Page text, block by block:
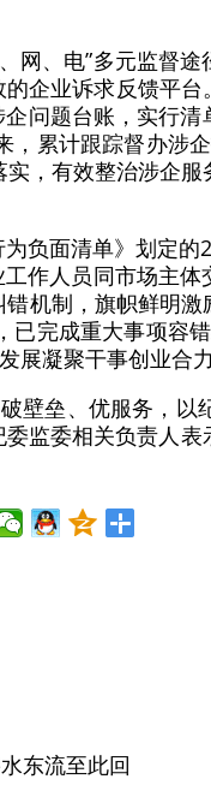
网、电”多元监督途
企业诉求反馈平台
问题台账，实行清
，累计跟踪督办涉
，有效整治涉企服
负面清单》划定的
作人员同市场主体
机制，旗帜鲜明激
已完成重大事项容
展凝聚干事创业合力
壁垒、优服务，以
委监委相关负责人
东流至此回